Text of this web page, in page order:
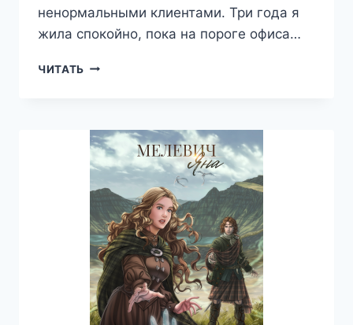
ненормальными клиентами. Три года я
жила спокойно, пока на пороге офиса…
ЧИТАТЬ ЧЕРНОКНИЖНИЦА